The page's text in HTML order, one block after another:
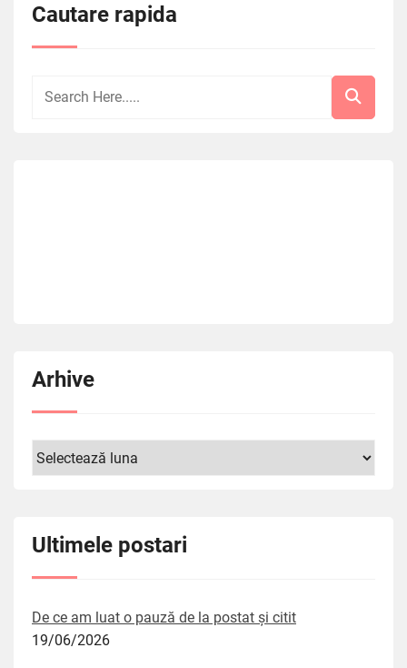
Cautare rapida
Arhive
Arhive
Ultimele postari
De ce am luat o pauză de la postat și citit
19/06/2026